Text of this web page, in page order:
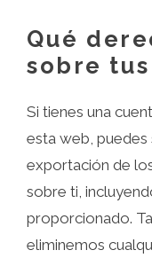
Qué
sobre
Si tienes una
esta web, puedes
exportación de
sobre ti,
proporcionado.
eliminemos